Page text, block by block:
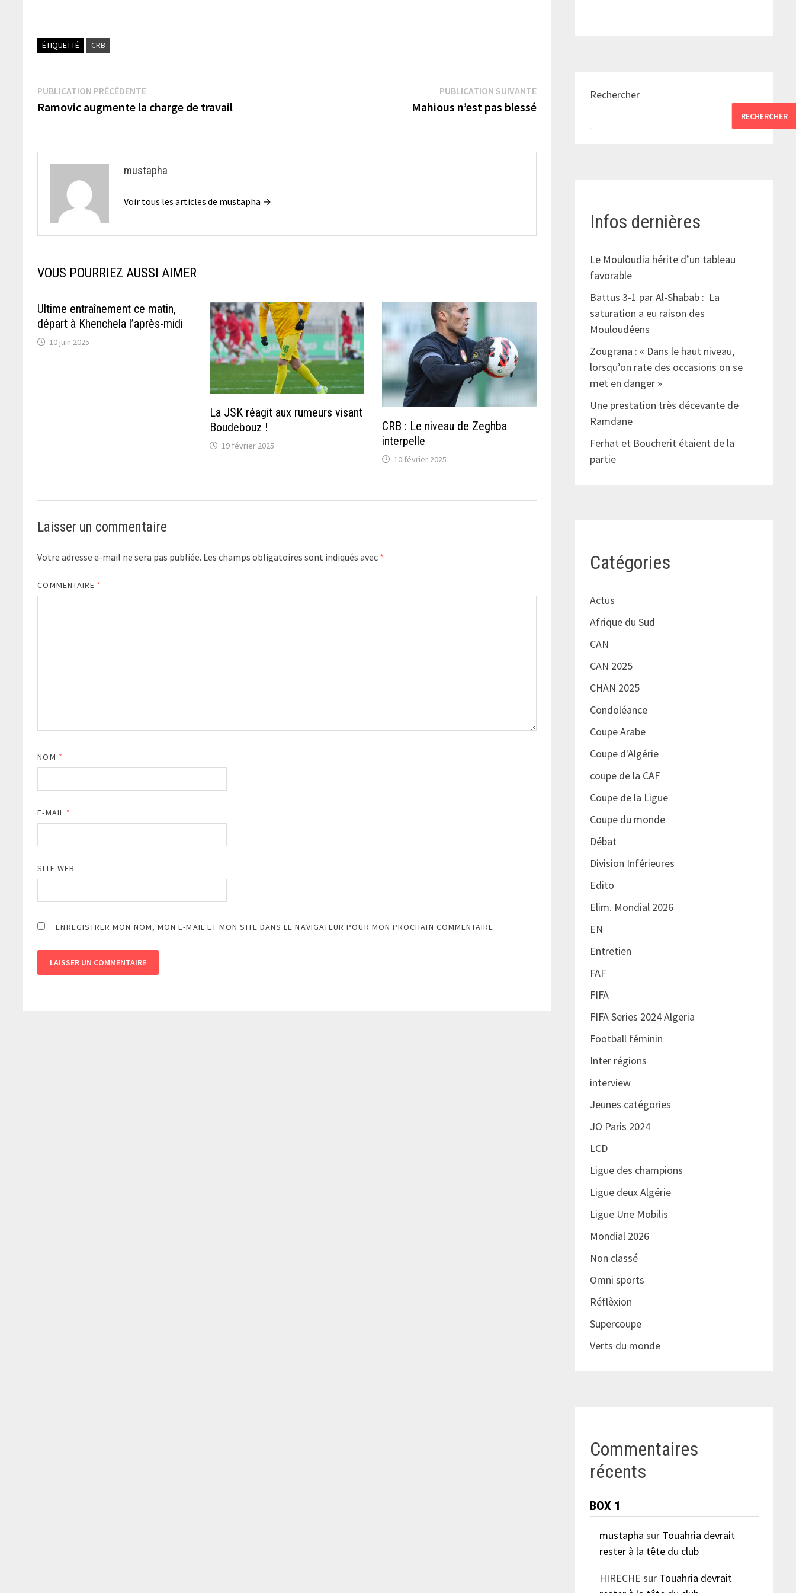
ÉTIQUETTÉ CRB
Navigation
de
PUBLICATION PRÉCÉDENTEPublication
précédente :
Ramovic augmente la charge de travail
PUBLICATION SUIVANTEPublication
suivante :
Mahious n’est pas blessé
mustapha
Voir tous les articles de mustapha →
VOUS POURRIEZ AUSSI AIMER
Ultime entraînement ce matin,
départ à Khenchela l’après-midi
10 juin 2025
La JSK réagit aux rumeurs visant
Boudebouz !
19 février 2025
CRB : Le niveau de Zeghba
interpelle
10 février 2025
Laisser un commentaire
Votre adresse e-mail ne sera pas publiée. Les champs obligatoires sont indiqués avec *
COMMENTAIRE *
NOM *
E-MAIL *
SITE WEB
ENREGISTRER MON NOM, MON E-MAIL ET MON SITE DANS LE NAVIGATEUR POUR MON PROCHAIN COMMENTAIRE.
Rechercher
RECHERCHER
Infos dernières
Le Mouloudia hérite d’un tableau
favorable
Battus 3-1 par Al-Shabab : La
saturation a eu raison des
Mouloudéens
Zougrana : « Dans le haut niveau,
lorsqu’on rate des occasions on se
met en danger »
Une prestation très décevante de
Ramdane
Ferhat et Boucherit étaient de la
partie
Catégories
Actus
Afrique du Sud
CAN
CAN 2025
CHAN 2025
Condoléance
Coupe Arabe
Coupe d'Algérie
coupe de la CAF
Coupe de la Ligue
Coupe du monde
Débat
Division Inférieures
Edito
Elim. Mondial 2026
EN
Entretien
FAF
FIFA
FIFA Series 2024 Algeria
Football féminin
Inter régions
interview
Jeunes catégories
JO Paris 2024
LCD
Ligue des champions
Ligue deux Algérie
Ligue Une Mobilis
Mondial 2026
Non classé
Omni sports
Réflèxion
Supercoupe
Verts du monde
Commentaires
récents
BOX 1
mustapha sur Touahria devrait
rester à la tête du club
HIRECHE sur Touahria devrait